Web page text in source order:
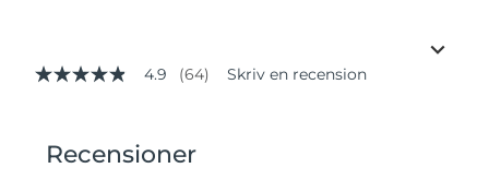
4.9
genomsnittligt
betyg.
4.9 (64) Skriv en recension